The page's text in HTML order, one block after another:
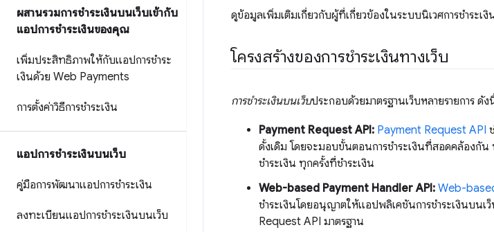
ผสานรวมการชำระเงินบนเว็บเข้ากับ
แอปการชำระเงินของคุณ
เพิ่มประสิทธิภาพให้กับแอปการชำระ
เงินด้วย Web Payments
การตั้งค่าวิธีการชำระเงิน
แอปการชำระเงินบนเว็บ
คู่มือการพัฒนาแอปการชำระเงิน
ลงทะเบียนแอปการชำระเงินบนเว็บ
ดูข้อมูลเพิ่มเติมเกี่ยวกับผู้ที่เกี่ยวข้องในระบบนิเวศการชำระ
โครงสร้างของการชำระเงินทางเว็บ
การชำระเงินบนเว็บประกอบด้วยมาตรฐานเว็บหลายรายการ ดัง
Payment Request API: Payment Request API
ดั้งเดิม โดยจะมอบขั้นตอนการชำระเงินที่สอดคล้องกั
ชำระเงิน ทุกครั้งที่ชำระเงิน
Web-based Payment Handler API: Web-
ชำระเงินโดยอนุญาตให้แอปพลิเคชันการชำระเงินบน
Request API มาตรฐาน